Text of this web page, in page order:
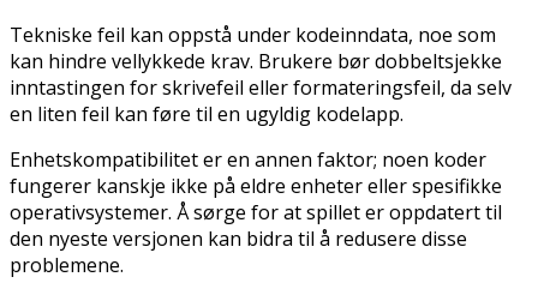
Tekniske feil kan oppstå under kodeinndata, noe som
kan hindre vellykkede krav. Brukere bør dobbeltsjekke
inntastingen for skrivefeil eller formateringsfeil, da selv
en liten feil kan føre til en ugyldig kodelapp.
Enhetskompatibilitet er en annen faktor; noen koder
fungerer kanskje ikke på eldre enheter eller spesifikke
operativsystemer. Å sørge for at spillet er oppdatert til
den nyeste versjonen kan bidra til å redusere disse
problemene.